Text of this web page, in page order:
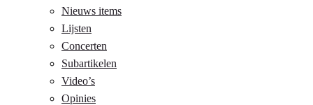
Nieuws items
Lijsten
Concerten
Subartikelen
Video’s
Opinies